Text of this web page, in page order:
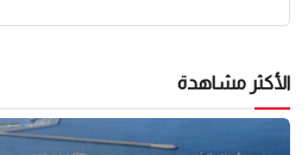
الأكثر مشاهدة